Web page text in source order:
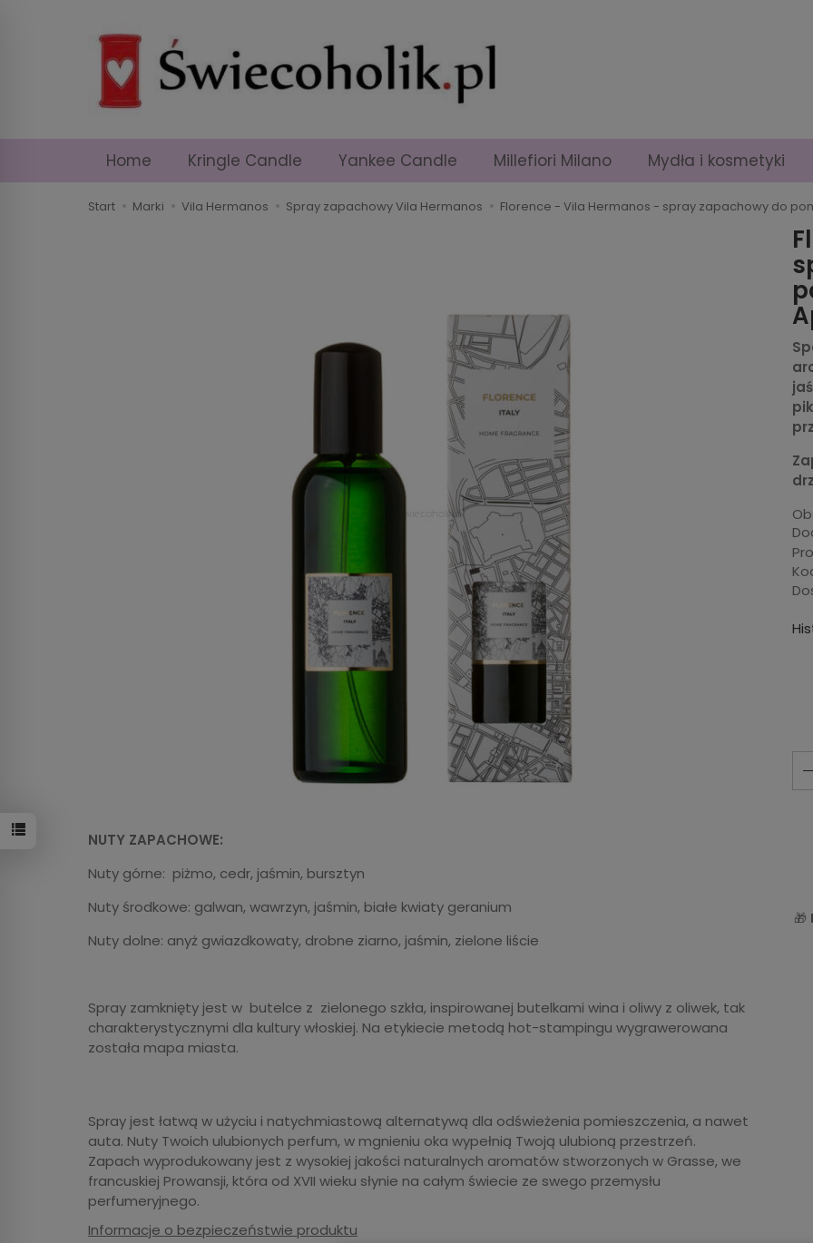
Home Kringle Candle Yankee Candle Millefiori Milano Mydła i kosmetyki
Start Marki Vila Hermanos Spray zapachowy Vila Hermanos Florence - Vila Hermanos - spray zapachowy do
🎁
NUTY ZAPACHOWE:
Nuty górne: piżmo, cedr, jaśmin, bursztyn
Nuty środkowe: galwan, wawrzyn, jaśmin, białe kwiaty geranium
Nuty dolne: anyż gwiazdkowaty, drobne ziarno, jaśmin, zielone liście
Spray zamknięty jest w butelce z zielonego szkła, inspirowanej butelkami wina i oliwy z oliwek, tak
charakterystycznymi dla kultury włoskiej. Na etykiecie metodą hot-stampingu wygrawerowana
została mapa miasta.
Spray jest łatwą w użyciu i natychmiastową alternatywą dla odświeżenia pomieszczenia, a nawet
auta. Nuty Twoich ulubionych perfum, w mgnieniu oka wypełnią Twoją ulubioną przestrzeń.
Zapach wyprodukowany jest z wysokiej jakości naturalnych aromatów stworzonych w Grasse, we
francuskiej Prowansji, która od XVII wieku słynie na całym świecie ze swego przemysłu
perfumeryjnego.
Informacje o bezpieczeństwie produktu